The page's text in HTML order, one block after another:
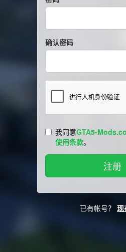
确认密码
我同意GTA5-
使用条款。
已有帐号？ 现